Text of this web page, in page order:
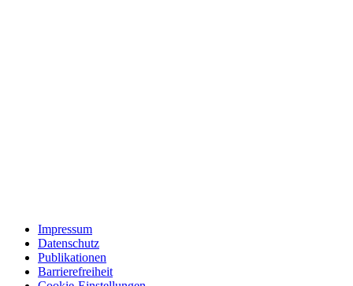
Impressum
Datenschutz
Publikationen
Barrierefreiheit